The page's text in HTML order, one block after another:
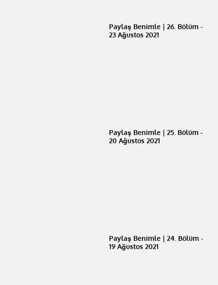
Paylaş Benimle | 26. Bölüm -
23 Ağustos 2021
Paylaş Benimle | 25. Bölüm -
20 Ağustos 2021
Paylaş Benimle | 24. Bölüm -
19 Ağustos 2021